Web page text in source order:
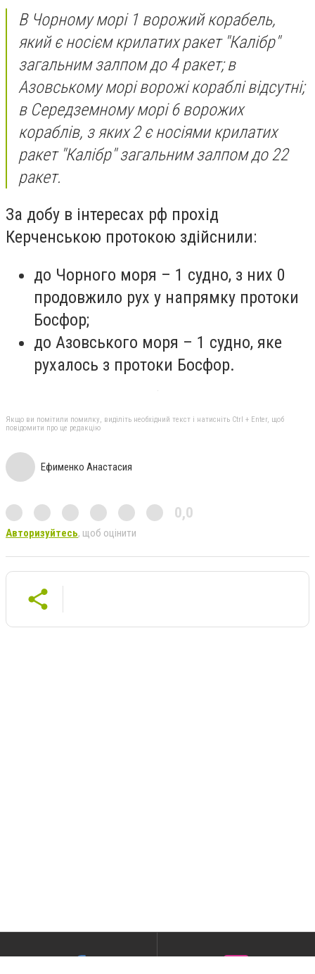
В Чорному морі 1 ворожий корабель,
який є носієм крилатих ракет "Калібр"
загальним залпом до 4 ракет; в
Азовському морі ворожі кораблі відсутні;
в Середземному морі 6 ворожих
кораблів, з яких 2 є носіями крилатих
ракет "Калібр" загальним залпом до 22
ракет.
За добу в інтересах рф прохід
Керченською протокою здійснили:
до Чорного моря – 1 судно, з них 0
продовжило рух у напрямку протоки
Босфор;
до Азовського моря – 1 судно, яке
рухалось з протоки Босфор.
Якщо ви помітили помилку, виділіть необхідний текст і натисніть Ctrl + Enter, щоб
повідомити про це редакцію
Ефименко Анастасия
0,0
Авторизуйтесь, щоб оцінити